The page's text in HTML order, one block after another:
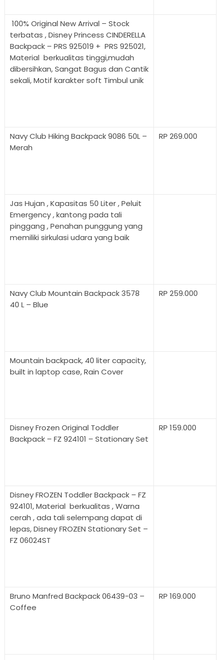
100% Original New Arrival – Stock
terbatas , Disney Princess CINDERELLA
Backpack – PRS 925019 + PRS 925021,
Material berkualitas tinggi,mudah
dibersihkan, Sangat Bagus dan Cantik
sekali, Motif karakter soft Timbul unik
Navy Club Hiking Backpack 9086 50L –
Merah
RP 269.000
Jas Hujan , Kapasitas 50 Liter , Peluit
Emergency , kantong pada tali
pinggang , Penahan punggung yang
memiliki sirkulasi udara yang baik
Navy Club Mountain Backpack 3578
40 L – Blue
RP 259.000
Mountain backpack, 40 liter capacity,
built in laptop case, Rain Cover
Disney Frozen Original Toddler
Backpack – FZ 924101 – Stationary Set
RP 159.000
Disney FROZEN Toddler Backpack – FZ
924101, Material berkualitas , Warna
cerah , ada tali selempang dapat di
lepas, Disney FROZEN Stationary Set –
FZ 06024ST
Bruno Manfred Backpack 06439-03 –
Coffee
RP 169.000